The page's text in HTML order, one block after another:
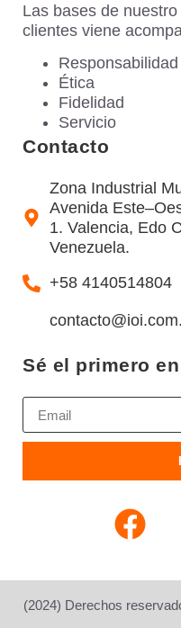
Las bases de
clientes viene
Responsabilidad
Ética
Fidelidad
Servicio
Contacto
Zona Industrial
Avenida
1. Valencia, Edo
Venezuela.
+58 4140514804
Sé el primero
(2024) Derechos